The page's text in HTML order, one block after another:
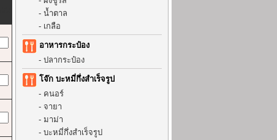
- น้ำตาล
- เกลือ
อาหารกระป๋อง
- ปลากระป๋อง
โจ๊ก บะหมี่กึ่งสำเร็จรูป
- คนอร์
- จายา
- มาม่า
- บะหมี่กึ่งสำเร็จรูป